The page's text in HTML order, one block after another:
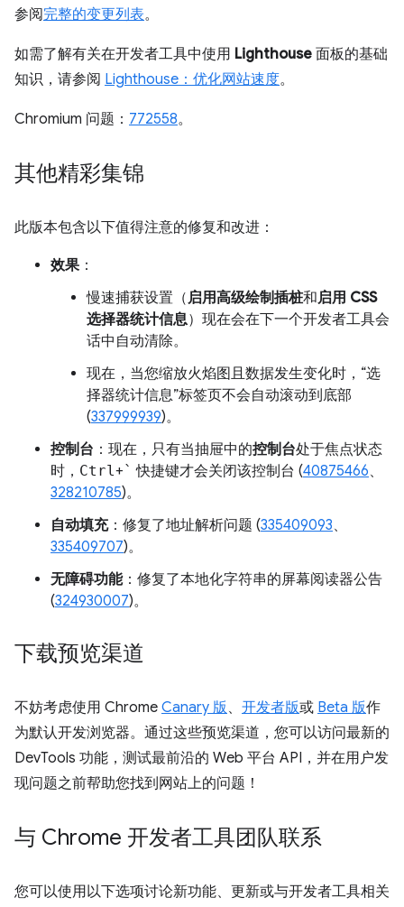
参阅完整的变更列表。
如需了解有关在开发者工具中使用 Lighthouse 面板的基础
知识，请参阅 Lighthouse：优化网站速度。
Chromium 问题： 772558。
其他精彩集锦
此版本包含以下值得注意的修复和改进：
效果 ：
慢速捕获设置（启用高级绘制插桩和启用 CSS
选择器统计信息）现在会在下一个开发者工具会
话中自动清除。
现在，当您缩放火焰图且数据发生变化时，“选
择器统计信息”标签页不会自动滚动到底部
(337999939)。
控制台 ：现在，只有当抽屉中的控制台处于焦点状态
时， Ctrl+` 快捷键才会关闭该控制台 (40875466、
328210785)。
自动填充：修复了地址解析问题 (335409093、
335409707)。
无障碍功能：修复了本地化字符串的屏幕阅读器公告
(324930007)。
下载预览渠道
不妨考虑使用 Chrome Canary 版、 开发者版或 Beta 版作
为默认开发浏览器。通过这些预览渠道，您可以访问最新的
DevTools 功能，测试最前沿的 Web 平台 API，并在用户发
现问题之前帮助您找到网站上的问题！
与 Chrome 开发者工具团队联系
您可以使用以下选项讨论新功能、更新或与开发者工具相关